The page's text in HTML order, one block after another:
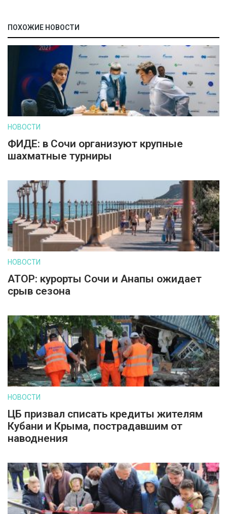
ПОХОЖИЕ НОВОСТИ
НОВОСТИ
ФИДЕ: в Сочи организуют крупные
шахматные турниры
НОВОСТИ
АТОР: курорты Сочи и Анапы ожидает
срыв сезона
НОВОСТИ
ЦБ призвал списать кредиты жителям
Кубани и Крыма, пострадавшим от
наводнения